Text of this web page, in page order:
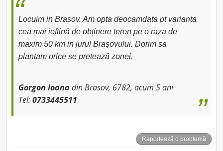
Locuim in Brasov. Am opta deocamdata pt varianta
cea mai ieftină de obținere teren pe o raza de
maxim 50 km in jurul Brașovului. Dorim sa
plantam orice se pretează zonei.
Gorgon Ioanadin Brasov, 6782, acum 5 ani
Tel:0733445511
Raportează o problemă